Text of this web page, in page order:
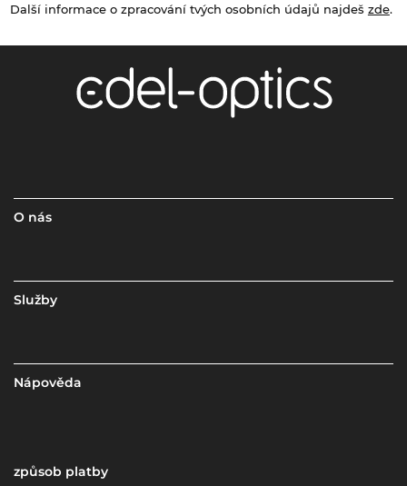
Další informace o zpracování tvých osobních údajů najdeš zde.
O nás
Služby
Nápověda
způsob platby